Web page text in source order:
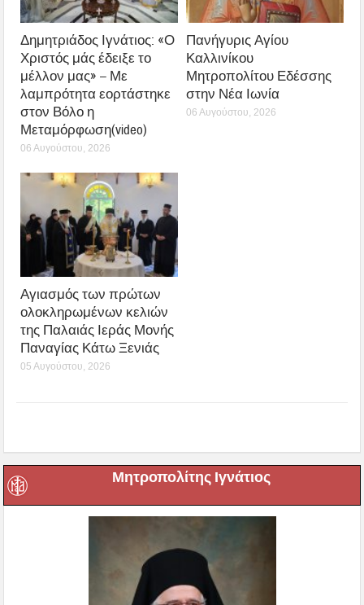
Δημητριάδος Ιγνάτιος: «Ο
Χριστός μάς έδειξε το
μέλλον μας» – Με
λαμπρότητα εορτάστηκε
στον Βόλο η
Μεταμόρφωση(video)
06 Αυγούστου, 2026
Πανήγυρις Αγίου
Καλλινίκου
Μητροπολίτου Εδέσσης
στην Νέα Ιωνία
06 Αυγούστου, 2026
Αγιασμός των πρώτων
ολοκληρωμένων κελιών
της Παλαιάς Ιεράς Μονής
Παναγίας Κάτω Ξενιάς
05 Αυγούστου, 2026
Μητροπολίτης Ιγνάτιος